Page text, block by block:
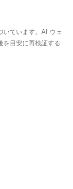
いています。AI ウェ
を目安に再検証する